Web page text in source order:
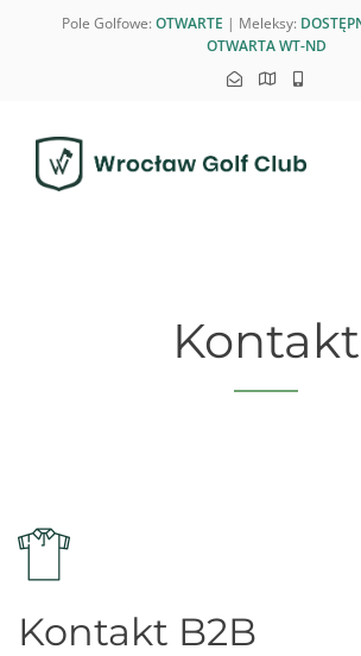
Pole Golfowe: OTWARTE | Meleksy:
OTWARTA WT-ND
Kontakt
Kontakt B2B